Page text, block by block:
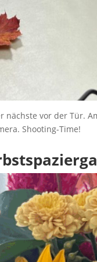
nächste vor der Tür.
Shooting-Time!